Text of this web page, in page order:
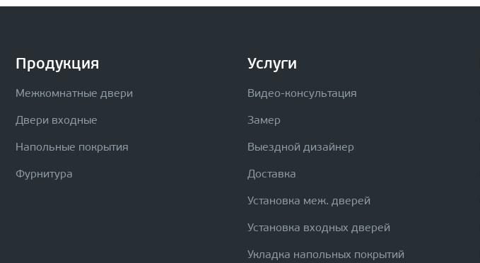
Продукция
Межкомнатные двери
Двери входные
Напольные покрытия
Фурнитура
Услуги
Видео-консультация
Замер
Выездной дизайнер
Доставка
Установка меж. дверей
Установка входных дверей
Укладка напольных покрытий